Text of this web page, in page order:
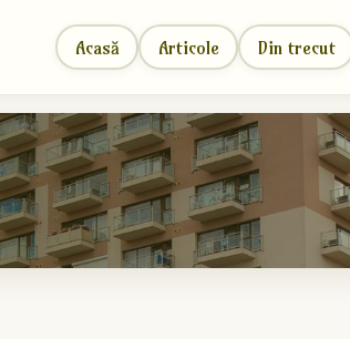
Acasă Articole Din trecut